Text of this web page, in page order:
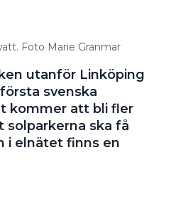
Foto Marie Granmar
utanför Linköping
svenska
kommer att bli fler
solparkerna ska få
i elnätet finns en